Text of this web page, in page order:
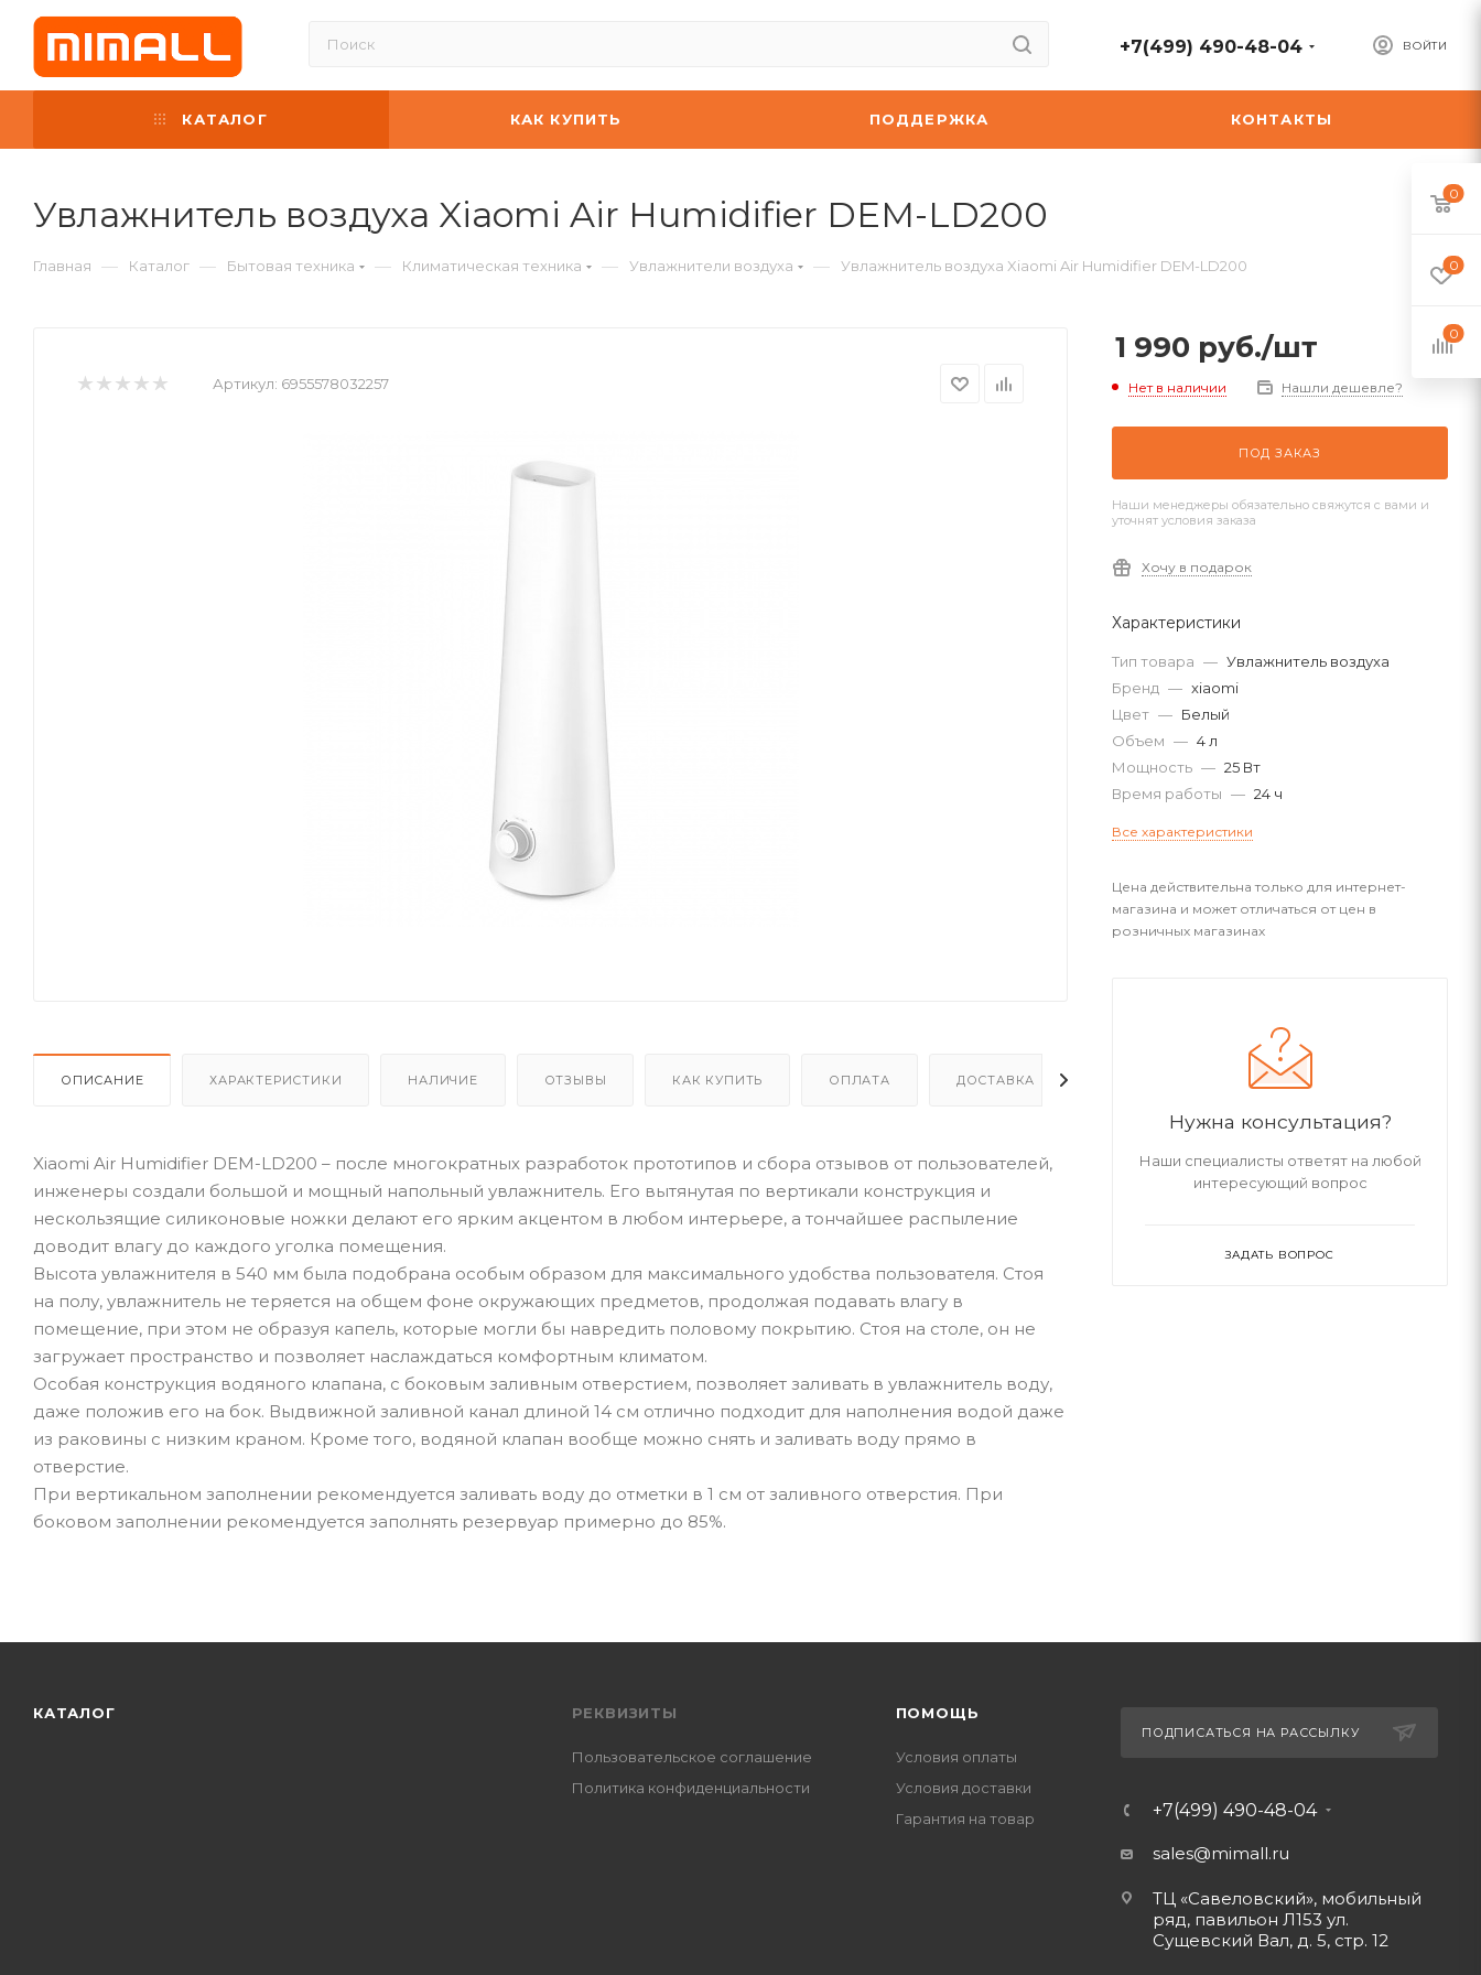
ВОЙТИ
+7(499) 490-48-04
КАТАЛОГ КАК КУПИТЬ ПОДДЕРЖКА КОНТАКТЫ
Увлажнитель воздуха Xiaomi Air Humidifier DEM-LD200
Главная — Каталог — Бытовая техника — Климатическая техника — Увлажнители воздуха — Увлажнитель воздуха Xiaomi Air Humidifier DEM-LD200
Артикул: 6955578032257
ОПИСАНИЕ ХАРАКТЕРИСТИКИ НАЛИЧИЕ ОТЗЫВЫ КАК КУПИТЬ ОПЛАТА ДОСТАВКА
Xiaomi Air Humidifier DEM-LD200 – после многократных разработок прототипов и сбора отзывов от пользователей,
инженеры создали большой и мощный напольный увлажнитель. Его вытянутая по вертикали конструкция и
нескользящие силиконовые ножки делают его ярким акцентом в любом интерьере, а тончайшее распыление
доводит влагу до каждого уголка помещения.
Высота увлажнителя в 540 мм была подобрана особым образом для максимального удобства пользователя. Стоя
на полу, увлажнитель не теряется на общем фоне окружающих предметов, продолжая подавать влагу в
помещение, при этом не образуя капель, которые могли бы навредить половому покрытию. Стоя на столе, он не
загружает пространство и позволяет наслаждаться комфортным климатом.
Особая конструкция водяного клапана, с боковым заливным отверстием, позволяет заливать в увлажнитель воду,
даже положив его на бок. Выдвижной заливной канал длиной 14 см отлично подходит для наполнения водой даже
из раковины с низким краном. Кроме того, водяной клапан вообще можно снять и заливать воду прямо в
отверстие.
При вертикальном заполнении рекомендуется заливать воду до отметки в 1 см от заливного отверстия. При
боковом заполнении рекомендуется заполнять резервуар примерно до 85%.
1 990 руб./шт
Нет в наличии Нашли дешевле?
ПОД ЗАКАЗ
Наши менеджеры обязательно свяжутся с вами и
уточнят условия заказа
Хочу в подарок
Характеристики
Тип товара — Увлажнитель воздуха
Бренд — xiaomi
Цвет — Белый
Объем — 4 л
Мощность — 25 Вт
Время работы — 24 ч
Все характеристики
Цена действительна только для интернет-
магазина и может отличаться от цен в
розничных магазинах
Нужна консультация?
Наши специалисты ответят на любой
интересующий вопрос
ЗАДАТЬ ВОПРОС
КАТАЛОГ РЕКВИЗИТЫ
Пользовательское соглашение
Политика конфиденциальности
ПОМОЩЬ
Условия оплаты
Условия доставки
Гарантия на товар
ПОДПИСАТЬСЯ НА РАССЫЛКУ
+7(499) 490-48-04
sales@mimall.ru
ТЦ «Савеловский», мобильный
ряд, павильон Л153 ул.
Сущевский Вал, д. 5, стр. 12
0
0
0